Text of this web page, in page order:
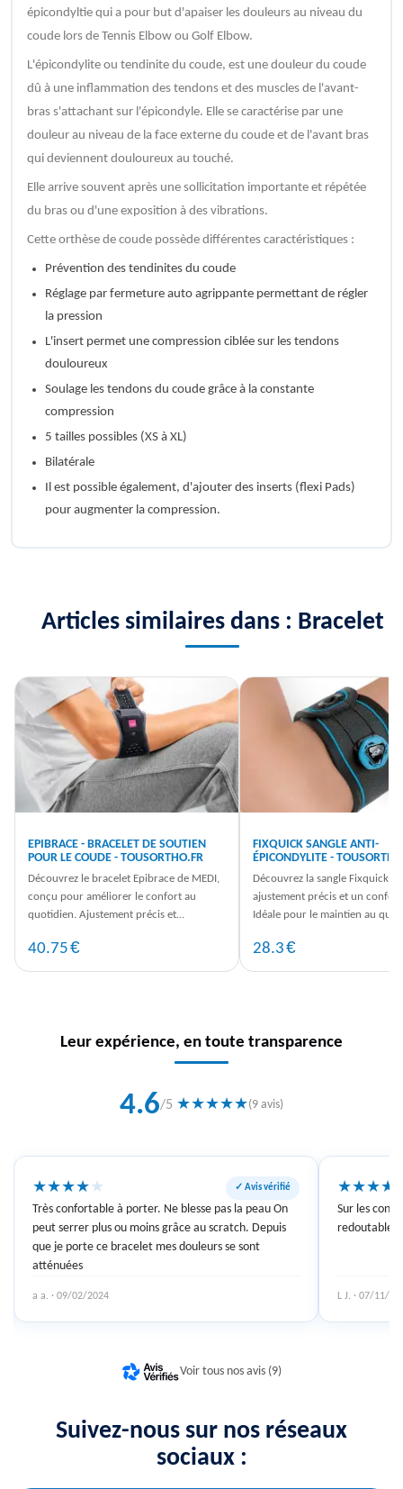
épicondyltie qui a pour but d'apaiser les douleurs au niveau du
coude lors de Tennis Elbow ou Golf Elbow.
L'épicondylite ou tendinite du coude, est une douleur du coude
dû à une inflammation des tendons et des muscles de l'avant-
bras s'attachant sur l'épicondyle. Elle se caractérise par une
douleur au niveau de la face externe du coude et de l'avant bras
qui deviennent douloureux au touché.
Elle arrive souvent après une sollicitation importante et répétée
du bras ou d'une exposition à des vibrations.
Cette orthèse de coude possède différentes caractéristiques :
Prévention des tendinites du coude
Réglage par fermeture auto agrippante permettant de régler
la pression
L'insert permet une compression ciblée sur les tendons
douloureux
Soulage les tendons du coude grâce à la constante
compression
5 tailles possibles (XS à XL)
Bilatérale
Il est possible également, d'ajouter des inserts (flexi Pads)
pour augmenter la compression.
Articles similaires dans : Bracelet
EPIBRACE - BRACELET DE SOUTIEN
POUR LE COUDE - TOUSORTHO.FR
Découvrez le bracelet Epibrace de MEDI,
conçu pour améliorer le confort au
quotidien. Ajustement précis et
40.75€
FIXQUICK SANGLE ANTI-
ÉPICONDYLITE -
Découvrez la sangle Fixquick
ajustement précis et un
Idéale pour le maintien au
28.3€
Leur expérience, en toute transparence
4.6/5 ★★★★★(9 avis)
★★★★★ ✓ Avis vérifié
Très confortable à porter. Ne blesse pas la peau On
peut serrer plus ou moins grâce au scratch. Depuis
que je porte ce bracelet mes douleurs se sont
atténuées
a a. · 09/02/2024
★★★★
Sur les
redoutable
L J. · 07/11/
Voir tous nos avis (9)
Suivez-nous sur nos réseaux
sociaux :